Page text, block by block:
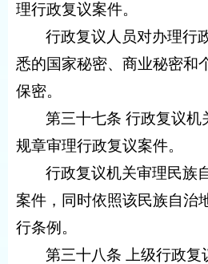
理行政复议案件。
行政复议人员对办理行
悉的国家秘密、商业秘密和
保密。
第三十七条 行政复议机
规章审理行政复议案件。
行政复议机关审理民族
案件，同时依照该民族自治
行条例。
第三十八条 上级行政复